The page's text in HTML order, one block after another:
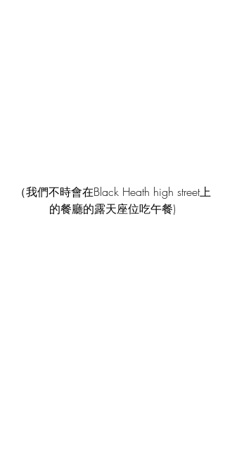
（我們不時會在Black Heath high street上
的餐廳的露天座位吃午餐)